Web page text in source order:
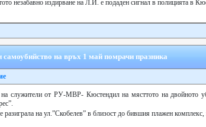
незабавно издирване на Л.И. е подаден сигнал в полицията в
самоубийство на връх 1 май помрачи празника
служители от РУ-МВР- Кюстендил на мясттото на двойното
разиграла на ул.”Скобелев” в близост до бившия плажен